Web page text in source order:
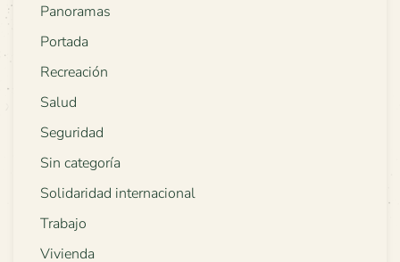
Panoramas
Portada
Recreación
Salud
Seguridad
Sin categoría
Solidaridad internacional
Trabajo
Vivienda